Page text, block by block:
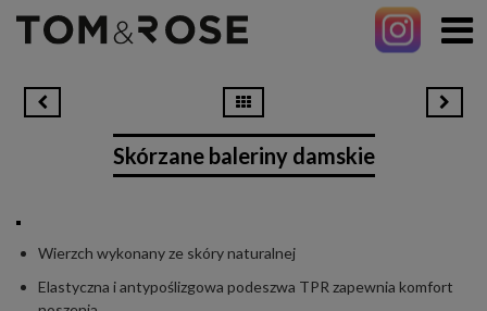
Skórzane baleriny damskie
Wierzch wykonany ze skóry naturalnej
Elastyczna i antypoślizgowa podeszwa TPR zapewnia komfort